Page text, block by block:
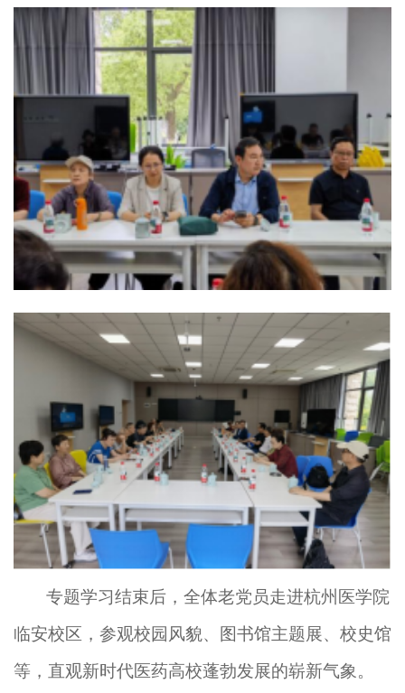
专题学习结束后， 全体老党员走进杭州医学院
临安校区， 参观校园 风貌、 图书馆主题展、 校史馆
等 ， 直观新时代医药高校蓬勃发展的崭新气象。